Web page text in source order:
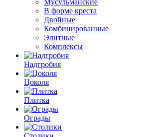
Мусульманские
В форме креста
Двойные
Комбинированные
Элитные
Комплексы
Надгробия
Цоколя
Плитка
Ограды